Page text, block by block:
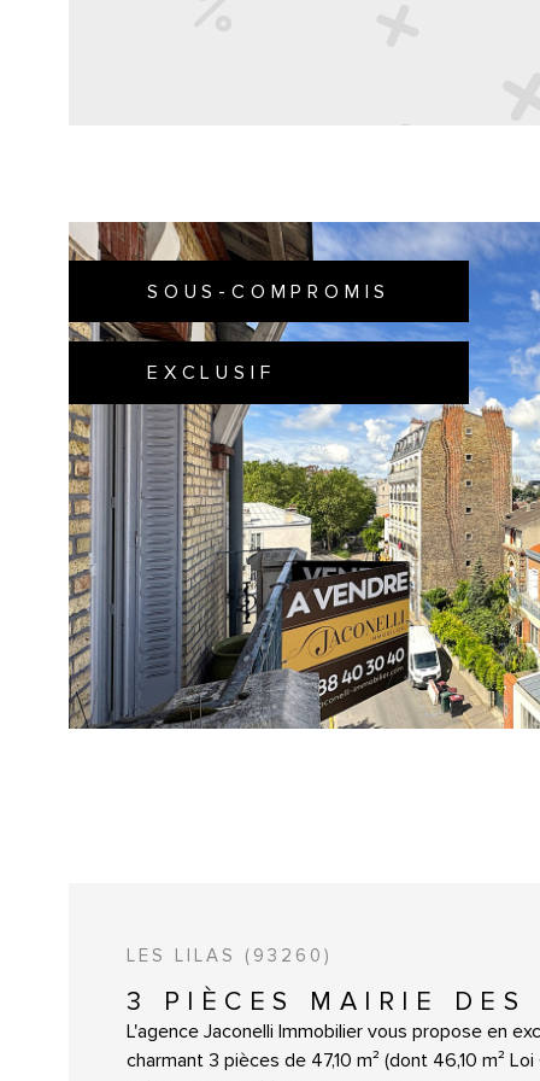
SOUS-COMPROMIS
EXCLUSIF
VOIR
LES LILAS (93260)
3 PIÈCES MAIRIE DES
L'agence Jaconelli Immobilier vous propose en
charmant 3 pièces de 47,10 m² (dont 46,10 m² Loi